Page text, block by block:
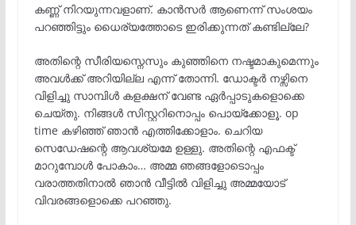
കണ്ണ് നിറയുന്നവളാണ്. കാൻസർ ആണെന്ന് സംശയം
പറഞ്ഞിട്ടും ധൈര്യത്തോടെ ഇരിക്കുന്നത് കണ്ടില്ലേ?
അതിന്റെ സീരിയസ്നെസും കുഞ്ഞിനെ നഷ്ടമാകുമെന്നും
അവൾക്ക് അറിയില്ല എന്ന് തോന്നി. ഡോക്ടർ നഴ്സിനെ
വിളിച്ചു സാമ്പിൾ കളക്ഷന് വേണ്ട ഏർപ്പാടുകളൊക്കെ
ചെയ്തു. നിങ്ങൾ സിസ്റ്ററിനൊപ്പം പൊയ്ക്കോളൂ. op
time കഴിഞ്ഞ് ഞാൻ എത്തിക്കോളാം. ചെറിയ
സെഡേഷന്റെ ആവശ്യമേ ഉള്ളു. അതിന്റെ എഫക്ട്
മാറുമ്പോൾ പോകാം… അമ്മ ഞങ്ങളോടൊപ്പം
വരാത്തതിനാൽ ഞാൻ വീട്ടിൽ വിളിച്ചു അമ്മയോട്
വിവരങ്ങളൊക്കെ പറഞ്ഞു.